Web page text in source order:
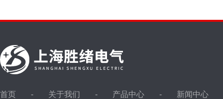
首页 关于我们 产品中心 新闻中心